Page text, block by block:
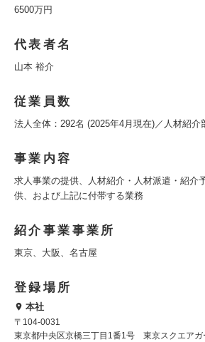
6500万円
代表者名
山本 裕介
従業員数
法人全体：292名 (2025年4月現在)／人材紹介
事業内容
求人事業の提供、人材紹介・人材派遣・紹介
供、および上記に付帯する業務
紹介事業事業所
東京、大阪、名古屋
登録場所
本社
〒104-0031
東京都中央区京橋三丁目1番1号 東京スクエアガ